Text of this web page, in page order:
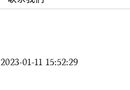
2023-01-11 15:52:29